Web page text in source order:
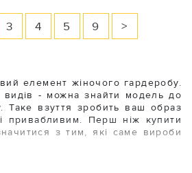
3 4 5 9 >
елемент жіночого гардеробу.
видів - можна знайти модель до
Таке взуття зробить ваш образ
привабливим. Перш ніж купити
з тим, які саме вироби